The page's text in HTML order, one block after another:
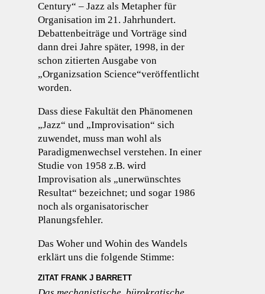
Century“ – Jazz als Metapher für
Organisation im 21. Jahrhundert.
Debattenbeiträge und Vorträge sind
dann drei Jahre später, 1998, in der
schon zitierten Ausgabe von
„Organizsation Science“veröffentlicht
worden.
Dass diese Fakultät den Phänomenen
„Jazz“ und „Improvisation“ sich
zuwendet, muss man wohl als
Paradigmenwechsel verstehen. In einer
Studie von 1958 z.B. wird
Improvisation als „unerwünschtes
Resultat“ bezeichnet; und sogar 1986
noch als organisatorischer
Planungsfehler.
Das Woher und Wohin des Wandels
erklärt uns die folgende Stimme:
ZITAT FRANK J BARRETT